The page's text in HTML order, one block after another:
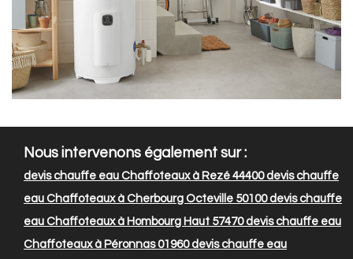
Nous intervenons également sur :
devis chauffe eau Chaffoteaux à Rezé 44400devis chauffe
eau Chaffoteaux à Cherbourg Octeville 50100devis chauffe
eau Chaffoteaux à Hombourg Haut 57470devis chauffe eau
Chaffoteaux à Péronnas 01960devis chauffe eau